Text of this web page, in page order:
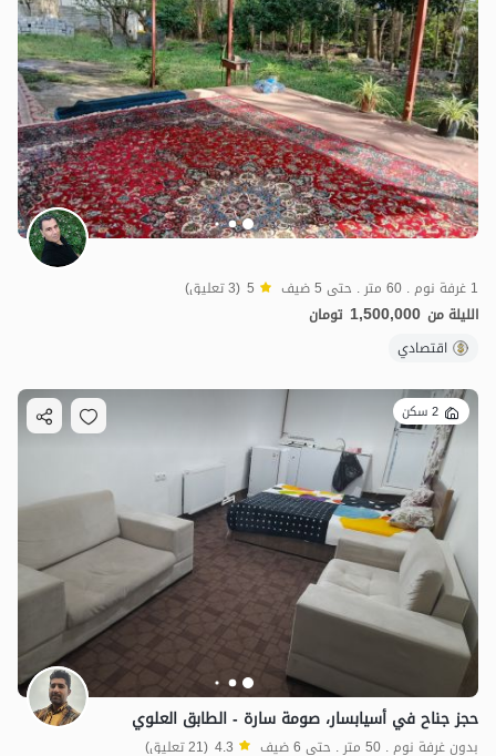
1 غرفة نوم . 60 متر . حتى 5 ضيف 5 (3 تعليق)
الليلة من 1,500,000 تومان
اقتصادي
2 سكن
حجز جناح في أسيابسار، صومة سارة - الطابق العلوي
بدون غرفة نوم . 50 متر . حتى 6 ضيف 4.3 (21 تعليق)